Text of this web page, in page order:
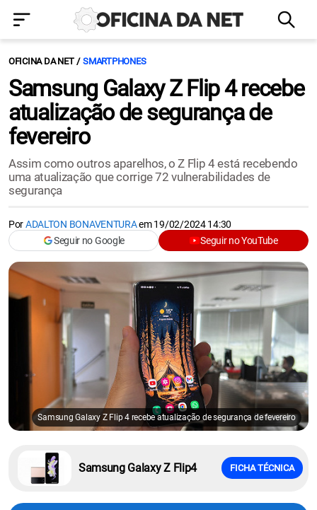
OFICINA DA NET SMARTPHONES
Samsung Galaxy Z Flip 4 recebe
atualização de segurança de
fevereiro
Assim como outros aparelhos, o Z Flip 4 está recebendo
uma atualização que corrige 72 vulnerabilidades de
segurança
PorADALTON BONAVENTURAem19/02/2024 14:30
Seguir no Google
Seguir no YouTube
Samsung Galaxy Z Flip 4 recebe atualização de segurança de fevereiro
Samsung Galaxy Z Flip4 FICHA TÉCNICA